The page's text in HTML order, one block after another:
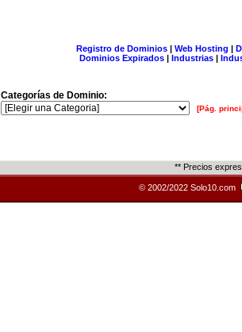
Registro de Dominios| Web Hosting |
Dominios Expirados | Industrias |
Categorías de Dominio:
[Pág.
** Precios
© 2002/2022 Solo10.com